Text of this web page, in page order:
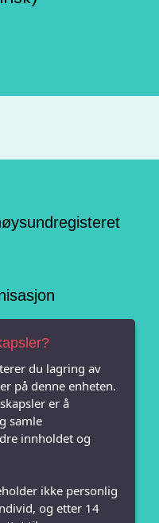
du lagring av
på denne enheten.
er å
samle
innholdet og
ikke personlig
og etter 14